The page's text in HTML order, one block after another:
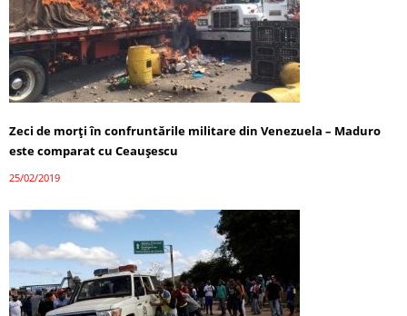
Zeci de morţi în confruntările militare din Venezuela – Maduro
este comparat cu Ceauşescu
25/02/2019